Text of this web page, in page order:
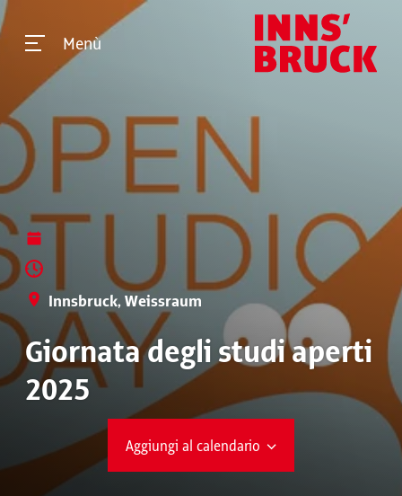
Menù
Innsbruck, Weissraum
Giornata degli studi aperti
2025
Aggiungi al calendario